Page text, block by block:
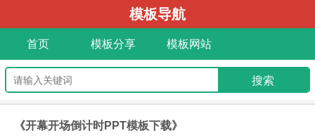
模板导航
首页 模板分享 模板网站
《开幕开场倒计时PPT模板下载》